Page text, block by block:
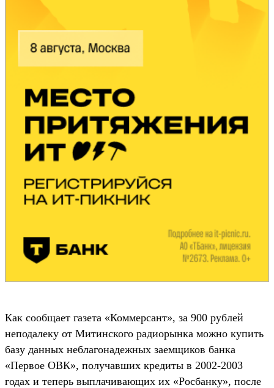
Как сообщает газета «Коммерсант», за 900 рублей
неподалеку от Митинского радиорынка можно купить
базу данных неблагонадежных заемщиков банка
«Первое ОВК», получавших кредиты в 2002-2003
годах и теперь выплачивающих их «Росбанку», после